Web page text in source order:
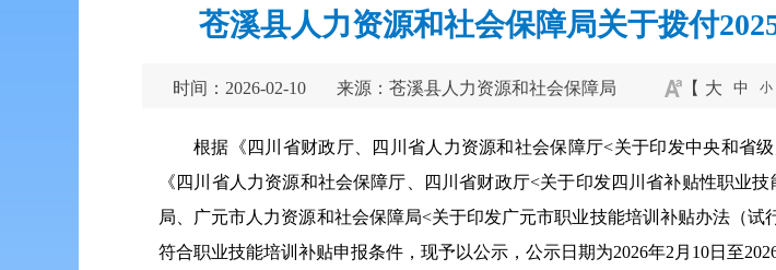
苍溪县人力资源和社会保障局关于拨付
时间：2026-02-10 来源：苍溪县人力资源和社会保障局 【 大 中 小
根据《四川省财政厅、四川省人力资源和社会保障厅<关于印发中央和省
《四川省人力资源和社会保障厅、四川省财政厅<关于印发四川省补贴性职业
局、广元市人力资源和社会保障局<关于印发广元市职业技能培训补贴办法（
符合职业技能培训补贴申报条件，现予以公示，公示日期为2026年2月10日至2026